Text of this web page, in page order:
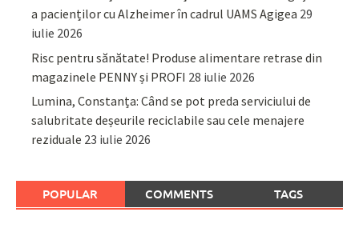
a pacienților cu Alzheimer în cadrul UAMS Agigea 29
iulie 2026
Risc pentru sănătate! Produse alimentare retrase din
magazinele PENNY și PROFI 28 iulie 2026
Lumina, Constanța: Când se pot preda serviciului de
salubritate deșeurile reciclabile sau cele menajere
reziduale 23 iulie 2026
POPULAR COMMENTS TAGS